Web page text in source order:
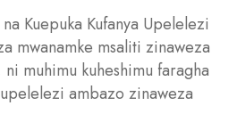
Kuepuka Kufanya Upelelezi
mwanamke msaliti zinaweza
ni muhimu kuheshimu faragha
ambazo zinaweza